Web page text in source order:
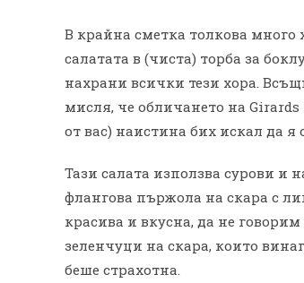
В крайна сметка толкова много
салатата в (чиста) торба за
нахрани всички тези хора.
мисля, че обличането на
от вас) наистина бих искал да я
Тази салата използва сурови и
флангова пържола на скара с
красива и вкусна, да не
зеленчуци на скара, които
беше страхотна.